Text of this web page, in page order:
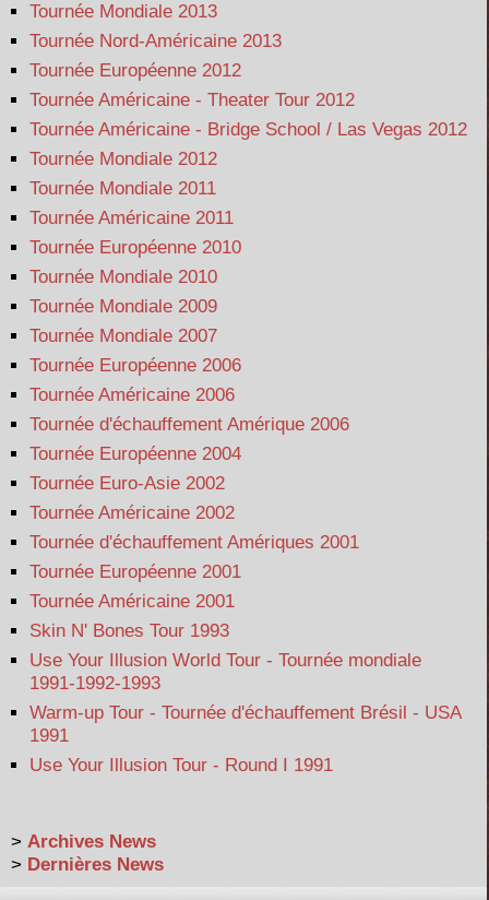
Tournée Mondiale 2013
Tournée Nord-Américaine 2013
Tournée Européenne 2012
Tournée Américaine - Theater Tour 2012
Tournée Américaine - Bridge School / Las Vegas 2012
Tournée Mondiale 2012
Tournée Mondiale 2011
Tournée Américaine 2011
Tournée Européenne 2010
Tournée Mondiale 2010
Tournée Mondiale 2009
Tournée Mondiale 2007
Tournée Européenne 2006
Tournée Américaine 2006
Tournée d'échauffement Amérique 2006
Tournée Européenne 2004
Tournée Euro-Asie 2002
Tournée Américaine 2002
Tournée d'échauffement Amériques 2001
Tournée Européenne 2001
Tournée Américaine 2001
Skin N' Bones Tour 1993
Use Your Illusion World Tour - Tournée mondiale
1991-1992-1993
Warm-up Tour - Tournée d'échauffement Brésil - USA
1991
Use Your Illusion Tour - Round I 1991
> Archives News
> Dernières News